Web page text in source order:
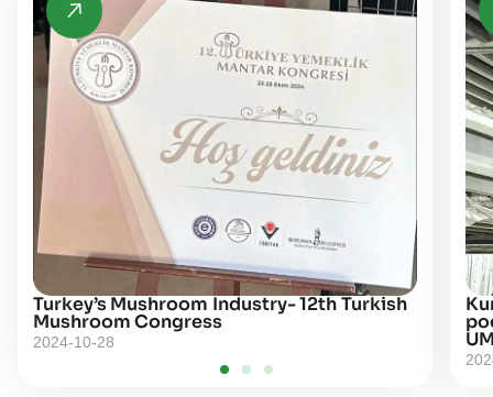
Turkey’s Mushroom Industry- 12th Turkish
Mushroom Congress
2024-10-28